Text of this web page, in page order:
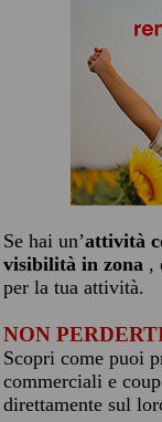
Se hai un’attività
visibilità in zona ,
per la tua attività.
NON
Scopri come puoi
commerciali e
direttamente sul